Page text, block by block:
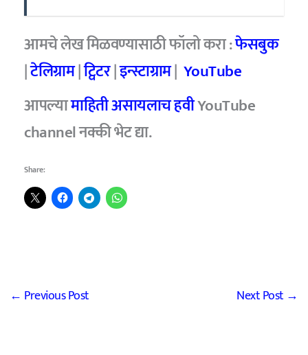
आमचे लेख मिळवण्यासाठी फॉलो करा :फेसबुक
|टेलिग्राम|ट्विटर|इन्स्टाग्राम| YouTube
आपल्यामाहिती असायलाच हवीYouTube
channel नक्की भेट द्या.
Share:
← Previous Post Next Post →